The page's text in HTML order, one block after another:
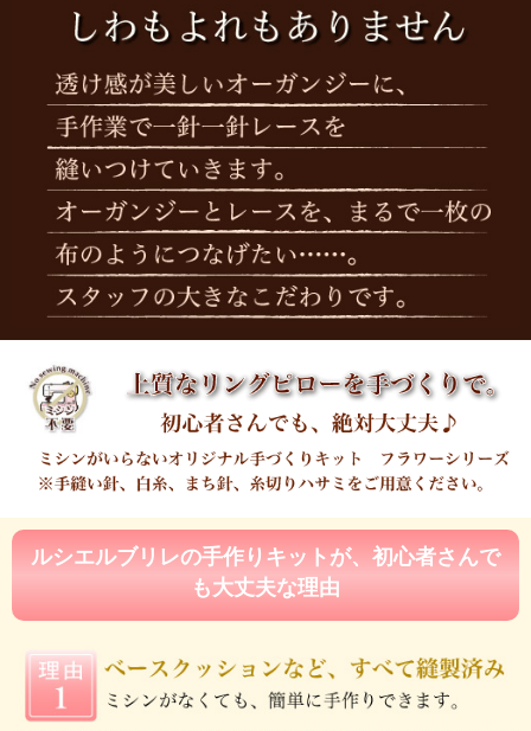
ルシエルブリレの手作りキットが、初心者さんで
も大丈夫な理由